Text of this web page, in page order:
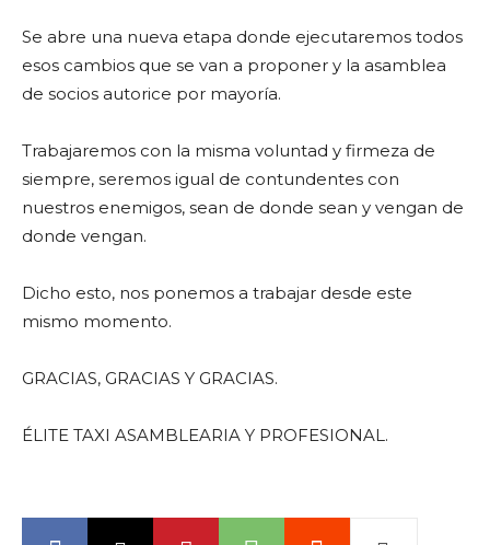
Se abre una nueva etapa donde ejecutaremos todos
esos cambios que se van a proponer y la asamblea
de socios autorice por mayoría.
Trabajaremos con la misma voluntad y firmeza de
siempre, seremos igual de contundentes con
nuestros enemigos, sean de donde sean y vengan de
donde vengan.
Dicho esto, nos ponemos a trabajar desde este
mismo momento.
GRACIAS, GRACIAS Y GRACIAS.
ÉLITE TAXI ASAMBLEARIA Y PROFESIONAL.